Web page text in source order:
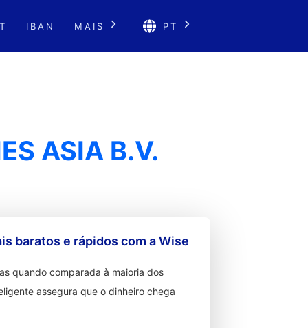
IBAN MAIS PT
ASIA B.V.
baratos e rápidos com a Wise
quando comparada à maioria dos
assegura que o dinheiro chega